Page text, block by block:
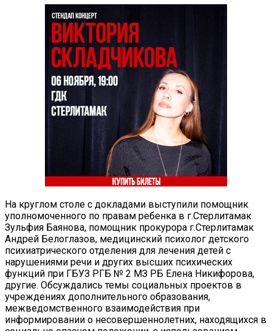
На круглом столе с докладами выступили помощник
уполномоченного по правам ребенка в г.Стерлитамак
Зульфия Баянова, помощник прокурора г.Стерлитамак
Андрей Белоглазов, медицинский психолог детского
психиатрического отделения для лечения детей с
нарушениями речи и других высших психических
функций при ГБУЗ РГБ № 2 МЗ РБ Елена Никифорова,
другие. Обсуждались темы социальных проектов в
учреждениях дополнительного образования,
межведомственного взаимодействия при
информировании о несовершеннолетних, находящихся в